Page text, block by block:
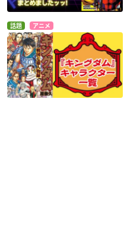
話題 アニメ